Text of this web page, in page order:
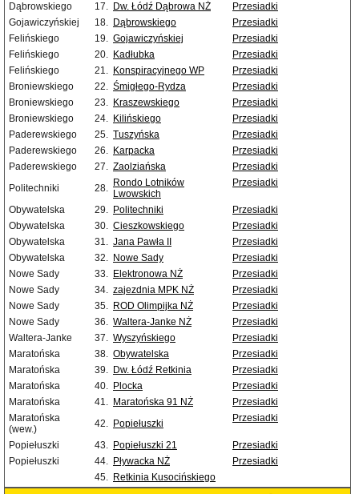
Dąbrowskiego
17. Dw. Łódź Dąbrowa NŻ
Przesiadki
Gojawiczyńskiej
18. Dąbrowskiego
Przesiadki
Felińskiego
19. Gojawiczyńskiej
Przesiadki
Felińskiego
20. Kadłubka
Przesiadki
Felińskiego
21. Konspiracyjnego WP
Przesiadki
Broniewskiego
22. Śmigłego-Rydza
Przesiadki
Broniewskiego
23. Kraszewskiego
Przesiadki
Broniewskiego
24. Kilińskiego
Przesiadki
Paderewskiego
25. Tuszyńska
Przesiadki
Paderewskiego
26. Karpacka
Przesiadki
Paderewskiego
27. Zaolziańska
Przesiadki
Politechniki
28. Rondo Lotników
Lwowskich
Przesiadki
Obywatelska 29. Politechniki
Przesiadki
Obywatelska
30. Cieszkowskiego
Przesiadki
Obywatelska
31. Jana Pawła II
Przesiadki
Obywatelska
32. Nowe Sady
Przesiadki
Nowe Sady
33. Elektronowa NŻ
Przesiadki
Nowe Sady
34. zajezdnia MPK NŻ
Przesiadki
Nowe Sady
35. ROD Olimpijka NŻ
Przesiadki
Nowe Sady
36. Waltera-Janke NŻ
Przesiadki
Waltera-Janke
37. Wyszyńskiego
Przesiadki
Maratońska
38. Obywatelska
Przesiadki
Maratońska
39. Dw. Łódź Retkinia
Przesiadki
Maratońska
40. Plocka
Przesiadki
Maratońska
41. Maratońska 91 NŻ
Przesiadki
Maratońska
(wew.)
42. Popiełuszki Przesiadki
Popiełuszki 43. Popiełuszki 21
Przesiadki
Popiełuszki
44. Pływacka NŻ
Przesiadki
45. Retkinia Kusocińskiego